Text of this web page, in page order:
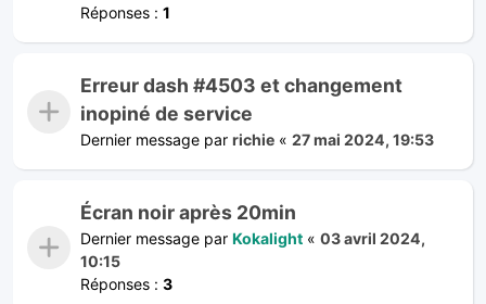
Réponses : 1
Erreur dash #4503 et changement
inopiné de service
Dernier message par richie « 27 mai 2024, 19:53
Écran noir après 20min
Dernier message par Kokalight « 03 avril 2024,
10:15
Réponses : 3